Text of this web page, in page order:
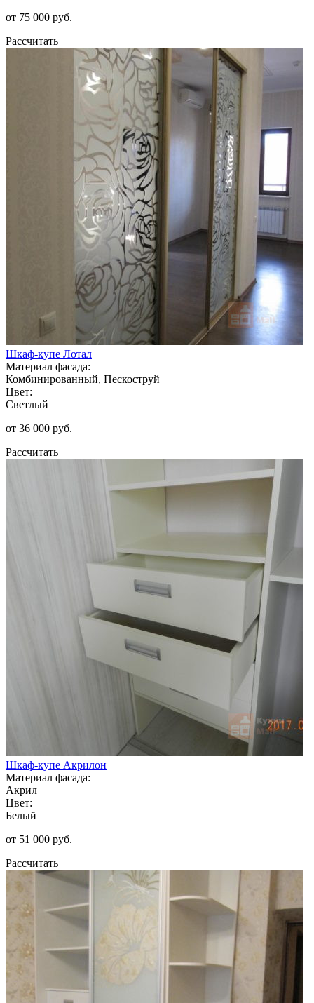
от 75 000 руб.
Рассчитать
Шкаф-купе Лотал
Материал фасада:
Комбинированный, Пескоструй
Цвет:
Светлый
от 36 000 руб.
Рассчитать
Шкаф-купе Акрилон
Материал фасада:
Акрил
Цвет:
Белый
от 51 000 руб.
Рассчитать